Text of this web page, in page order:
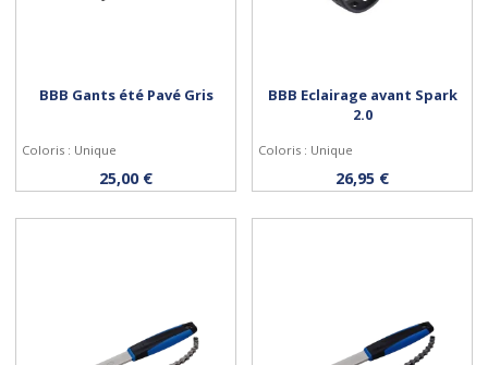
Personnaliser
BBB Gants été Pavé Gris
Coloris : Unique
25,00 € Acheter
BBB Eclairage avant Spark
2.0
Coloris : Unique
26,95 €